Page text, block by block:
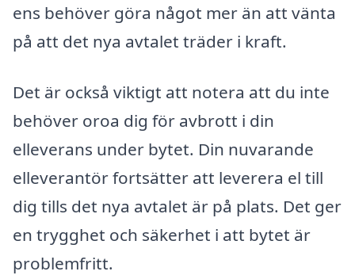
ens behöver göra något mer än att vänta
på att det nya avtalet träder i kraft.
Det är också viktigt att notera att du inte
behöver oroa dig för avbrott i din
elleverans under bytet. Din nuvarande
elleverantör fortsätter att leverera el till
dig tills det nya avtalet är på plats. Det ger
en trygghet och säkerhet i att bytet är
problemfritt.